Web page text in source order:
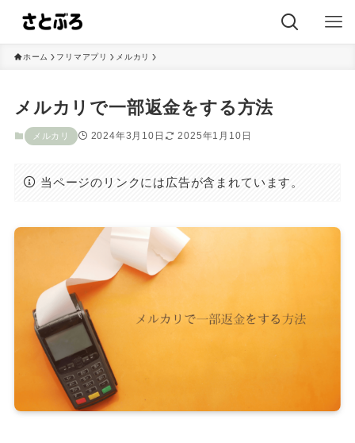
ホーム フリマアプリ メルカリ
メルカリで一部返金をする方法
メルカリ 2024年3月10日 2025年1月10日
当ページのリンクには広告が含まれています。